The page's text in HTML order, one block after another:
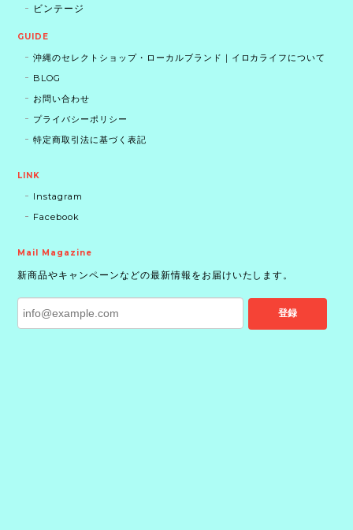
ビンテージ
GUIDE
沖縄のセレクトショップ・ローカルブランド｜イロカライフについて
BLOG
お問い合わせ
プライバシーポリシー
特定商取引法に基づく表記
LINK
Instagram
Facebook
Mail Magazine
新商品やキャンペーンなどの最新情報をお届けいたします。
登録